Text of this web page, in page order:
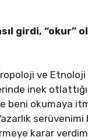
girdi, “okur”
ve
inek
okumaya
karar